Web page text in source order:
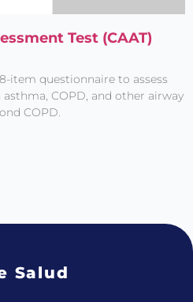
Test (CAAT)
item questionnaire to assess
COPD, and other airway
COPD.
Salud